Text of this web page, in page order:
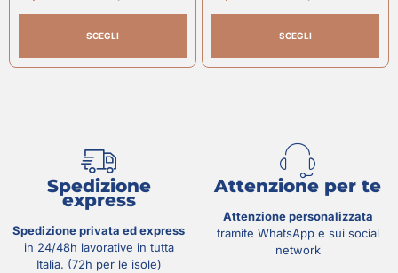
SCEGLI SCEGLI
Spedizione
express
Spedizione privata ed express
in 24/48h lavorative in tutta
Italia. (72h per le isole)
Attenzione per te
Attenzione personalizzata
tramite WhatsApp e sui social
network